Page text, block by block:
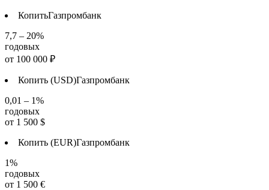
КопитьГазпромбанк
7,7 – 20%
годовых
от 100 000 ₽
Копить (USD)Газпромбанк
0,01 – 1%
годовых
от 1 500 $
Копить (EUR)Газпромбанк
1%
годовых
от 1 500 €